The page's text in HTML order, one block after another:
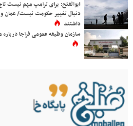
ابوالفتح: برای ترامپ مهم نیست
دنبال تغییر حکومت نیست/ عمان
داشتند
سازمان وظیفه عمومی فراجا درباره